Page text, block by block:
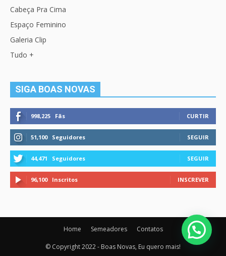
Cabeça Pra Cima
Espaço Feminino
Galeria Clip
Tudo +
SIGA BOAS NOVAS
998,225 Fãs CURTIR
51,100 Seguidores SEGUIR
44,471 Seguidores SEGUIR
96,100 Inscritos INSCREVER
Home Semeadores Contatos
© Copyright 2022 - Boas Novas, Eu quero mais!